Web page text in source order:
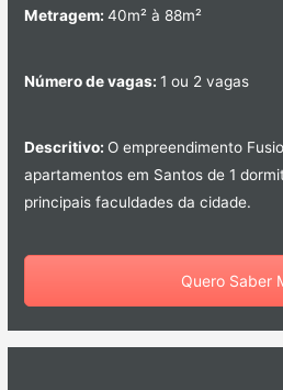
Metragem: 40m² à 88m²
Número de vagas: 1 ou 2 vagas
Descritivo: O empreendimento
apartamentos em Santos de 1
principais faculdades da cidade.
Quero Saber